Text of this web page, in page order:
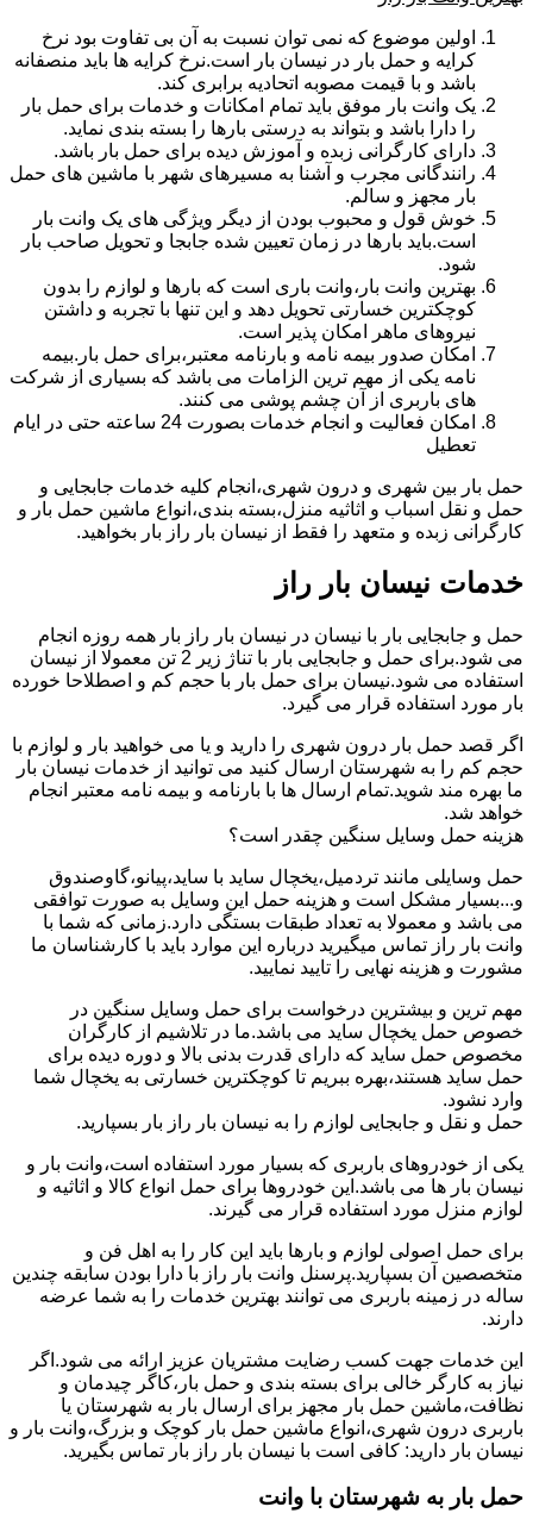
اولین موضوع که نمی توان نسبت به آن بی تفاوت بود نرخ
کرایه و حمل بار در نیسان بار است.نرخ کرایه ها باید منصفانه
باشد و با قیمت مصوبه اتحادیه برابری کند.
یک وانت بار موفق باید تمام امکانات و خدمات برای حمل بار
را دارا باشد و بتواند به درستی بارها را بسته بندی نماید.
دارای کارگرانی زبده و آموزش دیده برای حمل بار باشد.
رانندگانی مجرب و آشنا به مسیرهای شهر با ماشین های حمل
بار مجهز و سالم.
خوش قول و محبوب بودن از دیگر ویژگی های یک وانت بار
است.باید بارها در زمان تعیین شده جابجا و تحویل صاحب بار
شود.
بهترین وانت بار،وانت باری است که بارها و لوازم را بدون
کوچکترین خسارتی تحویل دهد و این تنها با تجربه و داشتن
نیروهای ماهر امکان پذیر است.
امکان صدور بیمه نامه و بارنامه معتبر،برای حمل بار.بیمه
نامه یکی از مهم ترین الزامات می باشد که بسیاری از شرکت
های باربری از آن چشم پوشی می کنند.
امکان فعالیت و انجام خدمات بصورت 24 ساعته حتی در ایام
تعطیل
حمل بار بین شهری و درون شهری،انجام کلیه خدمات جابجایی و
حمل و نقل اسباب و اثاثیه منزل،بسته بندی،انواع ماشین حمل بار و
کارگرانی زبده و متعهد را فقط از نیسان بار راز بار بخواهید.
خدمات نیسان بار راز
حمل و جابجایی بار با نیسان در نیسان بار راز بار همه روزه انجام
می شود.برای حمل و جابجایی بار با تناژ زیر 2 تن معمولا از نیسان
استفاده می شود.نیسان برای حمل بار با حجم کم و اصطلاحا خورده
بار مورد استفاده قرار می گیرد.
اگر قصد حمل بار درون شهری را دارید و یا می خواهید بار و لوازم با
حجم کم را به شهرستان ارسال کنید می توانید از خدمات نیسان بار
ما بهره مند شوید.تمام ارسال ها با بارنامه و بیمه نامه معتبر انجام
خواهد شد.
هزینه حمل وسایل سنگین چقدر است؟
حمل وسایلی مانند تردمیل،یخچال ساید با ساید،پیانو،گاوصندوق
و...بسیار مشکل است و هزینه حمل این وسایل به صورت توافقی
می باشد و معمولا به تعداد طبقات بستگی دارد.زمانی که شما با
وانت بار راز تماس میگیرید درباره این موارد باید با کارشناسان ما
مشورت و هزینه نهایی را تایید نمایید.
مهم ترین و بیشترین درخواست برای حمل وسایل سنگین در
خصوص حمل یخچال ساید می باشد.ما در تلاشیم از کارگران
مخصوص حمل ساید که دارای قدرت بدنی بالا و دوره دیده برای
حمل ساید هستند،بهره ببریم تا کوچکترین خسارتی به یخچال شما
وارد نشود.
حمل و نقل و جابجایی لوازم را به نیسان بار راز بار بسپارید.
یکی از خودروهای باربری که بسیار مورد استفاده است،وانت بار و
نیسان بار ها می باشد.این خودروها برای حمل انواع کالا و اثاثیه و
لوازم منزل مورد استفاده قرار می گیرند.
برای حمل اصولی لوازم و بارها باید این کار را به اهل فن و
متخصصین آن بسپارید.پرسنل وانت بار راز با دارا بودن سابقه چندین
ساله در زمینه باربری می توانند بهترین خدمات را به شما عرضه
دارند.
این خدمات جهت کسب رضایت مشتریان عزیز ارائه می شود.اگر
نیاز به کارگر خالی برای بسته بندی و حمل بار،کاگر چیدمان و
نظافت،ماشین حمل بار مجهز برای ارسال بار به شهرستان یا
باربری درون شهری،انواع ماشین حمل بار کوچک و بزرگ،وانت بار و
نیسان بار دارید: کافی است با نیسان بار راز بار تماس بگیرید.
حمل بار به شهرستان با وانت